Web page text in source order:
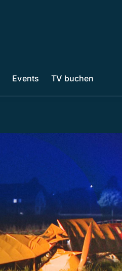
Events TV buchen